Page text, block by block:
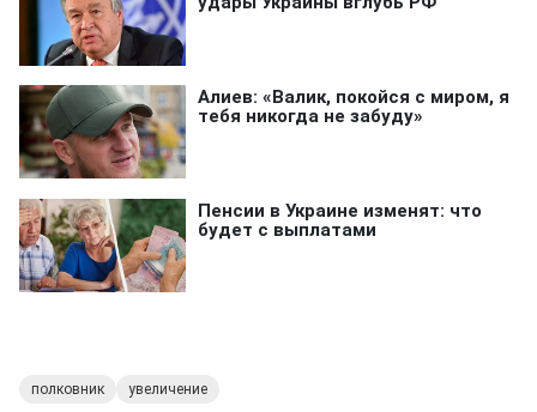
полковник увеличение